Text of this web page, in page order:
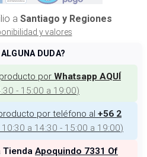
a Santiago y Regiones
y valores
DUDA?
por Whatsapp AQUÍ
- 15:00 a 19:00)
por teléfono al +56 2
10:30 a 14:30 - 15:00 a 19:00)
Tienda Apoquindo 7331 Of